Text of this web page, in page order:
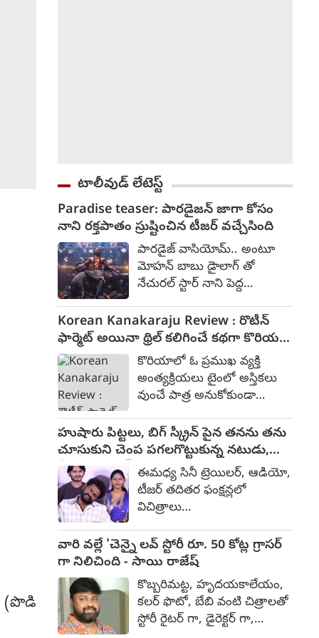
(పొడి
టాలీవుడ్ లేటెస్ట్
Paradise teaser: పారడైజన్ జాగా కోసం
నాని రక్తపాతం స్రుష్టించిన టీజర్ వచ్చేసింది
పారడైజ్ వాసియోమ్.. అంటూ
మోహన్ బాబు డైాలాగ్ తో
నేచురల్ స్టార్ నాని పెద్ద
ది ప్యారడైజ్ టీజర్ కనిపించింది.
పారడైజన్ అనే జాగా కోసం
పోరాటం చేస్తున్న కథగా
అనిపించింది. దర్శకుడు శ్రీకాంత్
ఒడెల ఈ చిత్రాన్ని అత్యంత భారీ
స్థాయిలో, ప్రతిష్టాత్మకంగా
రూపొందిస్తున్నారు. SLV సినిమాస్‌
బ్యానర్ పై సుధాకర్ చెరుకూరి ఈ
చిత్రాన్ని భారీ బడ్జెట్‌తో
నిర్మిస్తున్నారు.
Korean Kanakaraju Review : రొటీన్
ఫార్మెట్ అయినా థ్రిల్ కలిగించే కథగా కొరియన్
కనకరాజు - రివ్యూకొరియాలో ఓ ప్రముఖ వ్యక్తి
అంత్యక్రియలు టైంలో అస్తికలు
వుంచే పాత్ర అనుకోకుండా
ఆంధ్రప్రదేశ్ లోని పెనుకొండ
ప్రాంతంలో ఓ బార్ ఓనర్ దగ్గరకు
చేరుతుంది. ఇక అక్కడ నివశించే
కనకరాజు (వరుణ్ తేజ్) చిన్న
డాన్స్ ట్రూప్ తో కాలం
గడిపేస్తుంటాడు. పెద్ద కోపిష్టి.
కూడా. ఊరిలో ఫొటోగ్రాపర్
స్నేహితుడు కిష్టప్ప (సత్య).
అయితే, కనకరాజు అందరితోనూ
గొడవపడుతుంటాడు.
తనముందు అన్యాయం జరిగితే
సహించడు. ఈ నేపథ్యంలో
హుషారు పిట్టలు, బిగ్ స్క్రీన్ పైన తనను తను
చూసుకుని చెంప పగలగొట్టుకున్న నటుడు,
వీడియో వైరల్ ఈమధ్య సినీ ట్రెయిలర్, ఆడియో,
టీజర్ తదితర ఫంక్షన్లలో
విచిత్రాలు
కొంతమంది దుస్తులు గురించి
నేను మాట్లాడనమ్మా.. లేనిపోనిది
మాట్లాడితే తంటా అన్నారు. ఇలా
చెప్పుకుంటూ పోతే చాలా చిత్రాలే
జరుగుతున్నాయి. తాజాగా
హుషారు పిట్టలు చిత్రం మీడియా
వారి వల్లే 'చెన్నై లవ్ స్టోరీ రూ. 50 కోట్ల గ్రాసర్
గా నిలిచింది - సాయి రాజేష్
కొబ్బరిమట్ట, హృదయకాలేయం,
కలర్ ఫొటో, బేబి వంటి చిత్రాలతో
స్టోరీ రైటర్ గా, డైరెక్టర్ గా,